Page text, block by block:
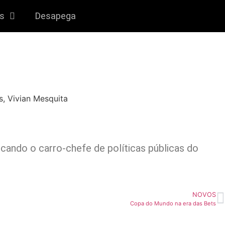
Desapega
, Vivian Mesquita
o carro-chefe de políticas públicas do
NOVOS
Copa do Mundo na era das Bets